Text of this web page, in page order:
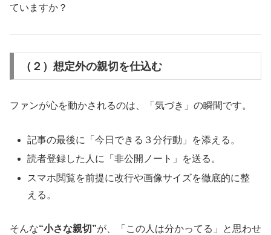
ていますか？
（２）想定外の親切を仕込む
ファンが心を動かされるのは、「気づき」の瞬間です。
記事の最後に「今日できる３分行動」を添える。
読者登録した人に「非公開ノート」を送る。
スマホ閲覧を前提に改行や画像サイズを徹底的に整
える。
そんな“小さな親切”が、「この人は分かってる」と思わせ